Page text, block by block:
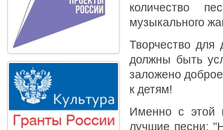
количество
музыкального
Творчество для
должны быть
заложено
к детям!
Именно с этой
лучшие песни: